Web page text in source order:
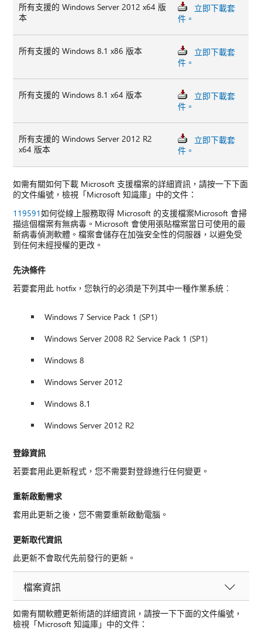
所有支援的 Windows Server 2012 x64 版
本
立即下載套
件。
所有支援的 Windows 8.1 x86 版本
立即下載套
件。
所有支援的 Windows 8.1 x64 版本
立即下載套
件。
所有支援的 Windows Server 2012 R2
x64 版本
立即下載套
件。
如需有關如何下載 Microsoft 支援檔案的詳細資訊，請按一下下面
的文件編號，檢視「Microsoft 知識庫」中的文件：
119591如何從線上服務取得 Microsoft 的支援檔案Microsoft 會掃
描這個檔案有無病毒。Microsoft 會使用張貼檔案當日可使用的最
新病毒偵測軟體。檔案會儲存在加強安全性的伺服器，以避免受
到任何未經授權的更改。
先決條件
若要套用此 hotfix，您執行的必須是下列其中一種作業系統︰
Windows 7 Service Pack 1 (SP1)
Windows Server 2008 R2 Service Pack 1 (SP1)
Windows 8
Windows Server 2012
Windows 8.1
Windows Server 2012 R2
登錄資訊
若要套用此更新程式，您不需要對登錄進行任何變更。
重新啟動需求
套用此更新之後，您不需要重新啟動電腦。
更新取代資訊
此更新不會取代先前發行的更新。
檔案資訊
如需有關軟體更新術語的詳細資訊，請按一下下面的文件編號，
檢視「Microsoft 知識庫」中的文件：